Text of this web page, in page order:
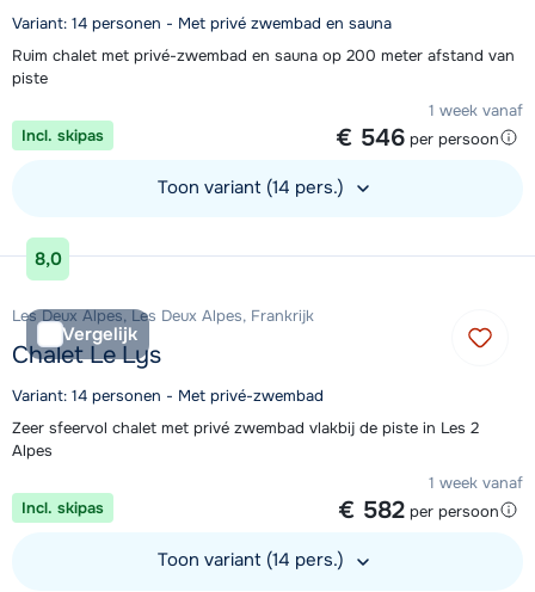
Variant: 14 personen - Met privé zwembad en sauna
Ruim chalet met privé-zwembad en sauna op 200 meter afstand van
piste
1 week vanaf
€ 546 per persoon
Incl. skipas
Toon variant (14 pers.)
Bekijk accommodatie
8,0
Vergelijk
Les Deux Alpes, Les Deux Alpes, Frankrijk
Chalet Le Lys
Variant: 14 personen - Met privé-zwembad
Zeer sfeervol chalet met privé zwembad vlakbij de piste in Les 2
Alpes
1 week vanaf
€ 582 per persoon
Incl. skipas
Toon variant (14 pers.)